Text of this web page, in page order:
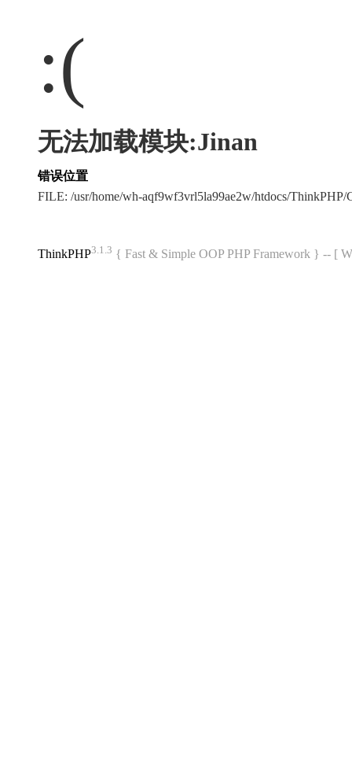
:(
无法加载模块:Jinan
错误位置
FILE: /usr/home/wh-aqf9wf3vrl5la99ae2w/htdocs/
ThinkPHP3.1.3 { Fast & Simple OOP PHP Framework } -- [